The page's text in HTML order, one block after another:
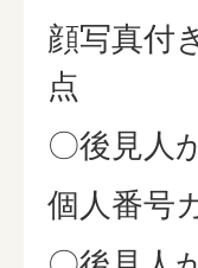
顔写真付
点
〇後見人
個人番号